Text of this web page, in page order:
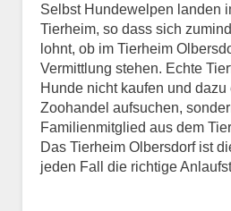
Tier.
Art des Tiers*
Selbst Hundewelpen landen
Tierheim, so dass sich
lohnt, ob im Tierheim
Vermittlung stehen. Echte
Hunde nicht kaufen und
Zoohandel aufsuchen,
Familienmitglied aus dem
Das Tierheim Olbersdorf ist
jeden Fall die richtige